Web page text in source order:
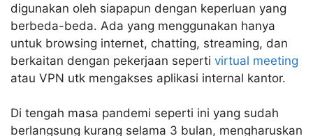
digunakan oleh siapapun dengan keperluan yang
berbeda-beda. Ada yang menggunakan hanya
untuk browsing internet, chatting, streaming, dan
berkaitan dengan pekerjaan seperti virtual meeting
atau VPN utk mengakses aplikasi internal kantor.
Di tengah masa pandemi seperti ini yang sudah
berlangsung kurang selama 3 bulan, mengharuskan